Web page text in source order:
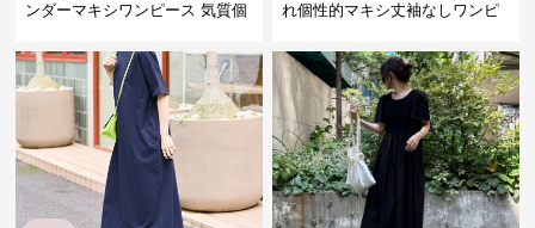
ンダーマキシワンピース 気質個
れ個性的マキシ丈袖なしワンピ